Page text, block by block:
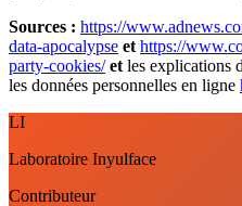
Sources : https://
data-apocalypse et https://
party-cookies/ et les explications
les données personnelles en ligne
LI
Laboratoire Inyulface
Contributeur